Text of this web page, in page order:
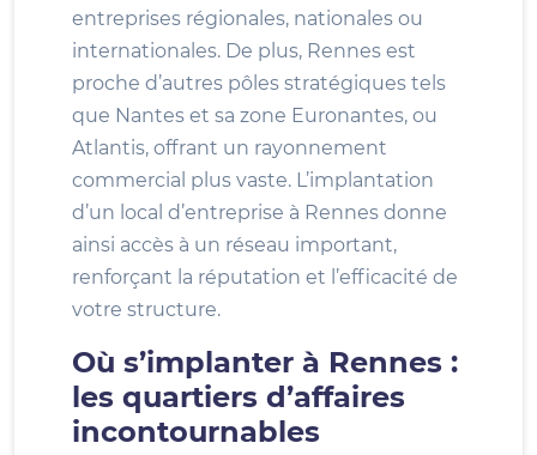
entreprises régionales, nationales ou
internationales. De plus, Rennes est
proche d’autres pôles stratégiques tels
que Nantes et sa zone Euronantes, ou
Atlantis, offrant un rayonnement
commercial plus vaste. L’implantation
d’un local d’entreprise à Rennes donne
ainsi accès à un réseau important,
renforçant la réputation et l’efficacité de
votre structure.
Où s’implanter à Rennes :
les quartiers d’affaires
incontournables